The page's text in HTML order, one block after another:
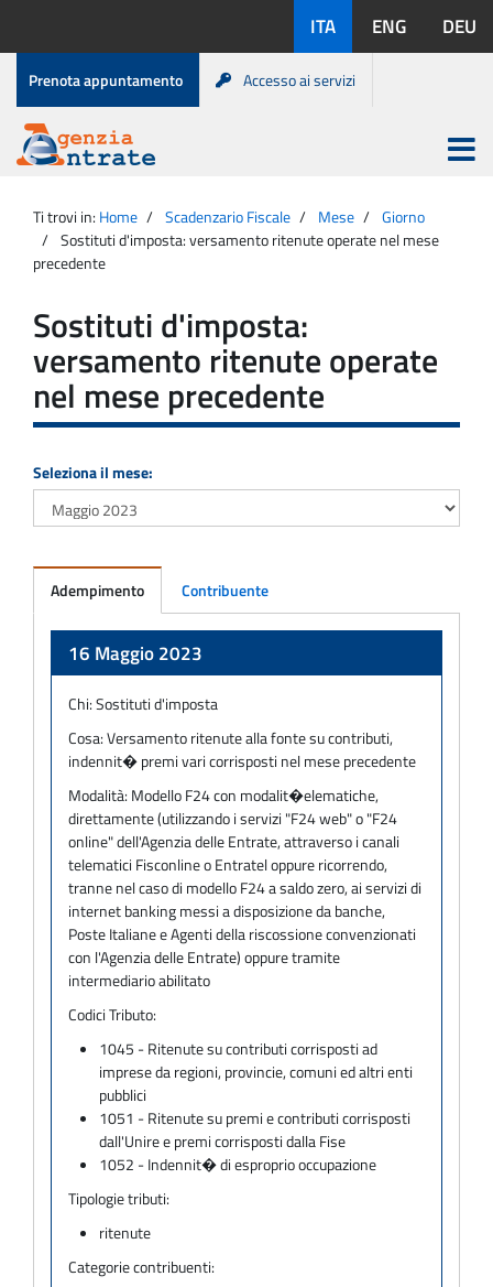
contenuto
disponibili:
ITA ENG DEU
Menu
di
servizio
Prenota appuntamento Accesso ai servizi
Agenzia
Entrate
Apri
menu
principale
Ti trovi in: Home Scadenzario Fiscale Mese
Giorno
Sostituti d'imposta: versamento ritenute operate nel mese
precedente
Sostituti d'imposta:
versamento ritenute operate
nel mese precedente
Seleziona il mese:
Adempimento Contribuente
16 Maggio 2023
Chi:Sostituti d'imposta
Cosa:Versamento ritenute alla fonte su contributi,
indennit� premi vari corrisposti nel mese precedente
Modalità: Modello F24 con modalit�elematiche,
direttamente (utilizzando i servizi "F24 web" o "F24
online" dell'Agenzia delle Entrate, attraverso i canali
telematici Fisconline o Entratel oppure ricorrendo,
tranne nel caso di modello F24 a saldo zero, ai servizi di
internet banking messi a disposizione da banche,
Poste Italiane e Agenti della riscossione convenzionati
con l'Agenzia delle Entrate) oppure tramite
intermediario abilitato
Codici Tributo:
1045 - Ritenute su contributi corrisposti ad
imprese da regioni, provincie, comuni ed altri enti
pubblici
1051 - Ritenute su premi e contributi corrisposti
dall'Unire e premi corrisposti dalla Fise
1052 - Indennit� di esproprio occupazione
Tipologie tributi:
ritenute
Categorie contribuenti: